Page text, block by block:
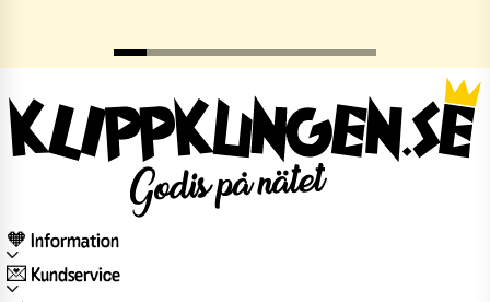
🧡 Information
💌 Kundservice